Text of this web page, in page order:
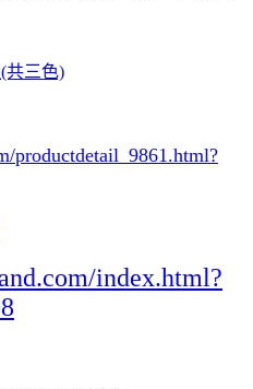
productdetail_9861.html?
index.html?